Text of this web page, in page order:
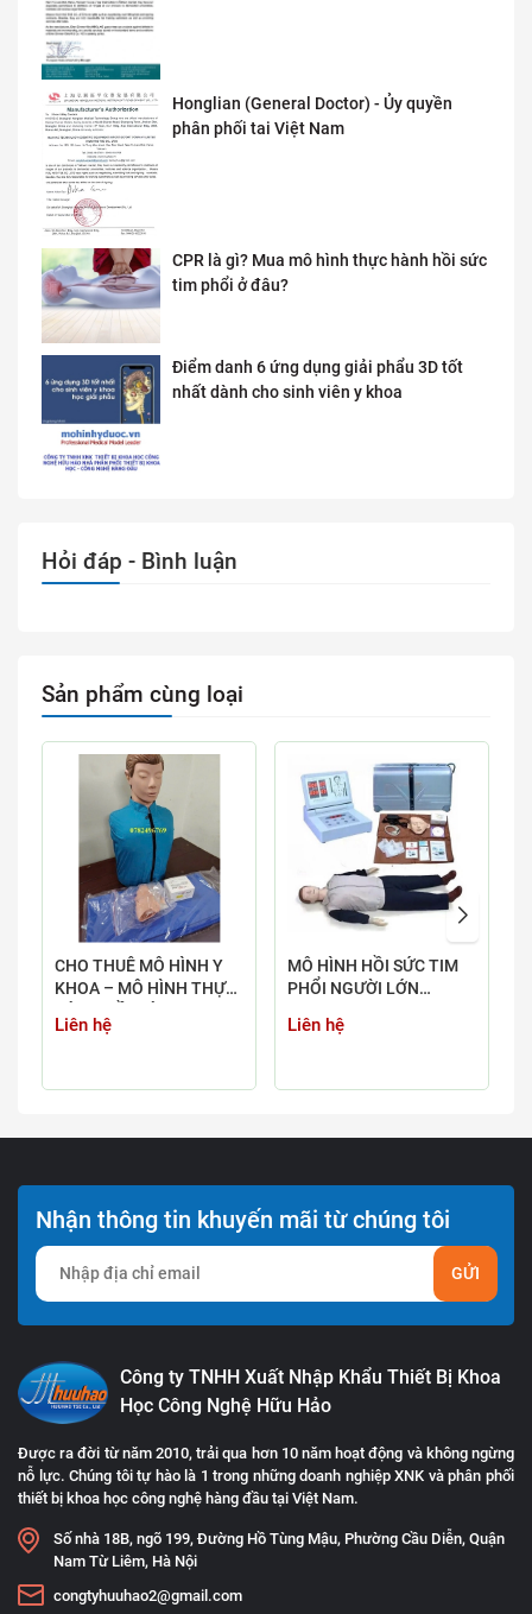
Honglian (General Doctor) - Ủy quyền
phân phối tai Việt Nam
CPR là gì? Mua mô hình thực hành hồi sức
tim phổi ở đâu?
Điểm danh 6 ứng dụng giải phẩu 3D tốt
nhất dành cho sinh viên y khoa
Hỏi đáp - Bình luận
Sản phẩm cùng loại
CHO THUÊ MÔ HÌNH Y
KHOA – MÔ HÌNH THỰC
PHỔI CPR
Liên hệ
MÔ HÌNH HỒI SỨC TIM
PHỔI NGƯỜI LỚN
Liên hệ
Nhận thông tin khuyến mãi từ chúng tôi
GỬI
Công ty TNHH Xuất Nhập Khẩu Thiết Bị Khoa
Học Công Nghệ Hữu Hảo
Được ra đời từ năm 2010, trải qua hơn 10 năm hoạt động và không ngừng
nỗ lực. Chúng tôi tự hào là 1 trong những doanh nghiệp XNK và phân phối
thiết bị khoa học công nghệ hàng đầu tại Việt Nam.
Số nhà 18B, ngõ 199, Đường Hồ Tùng Mậu, Phường Cầu Diễn, Quận
Nam Từ Liêm, Hà Nội
congtyhuuhao2@gmail.com